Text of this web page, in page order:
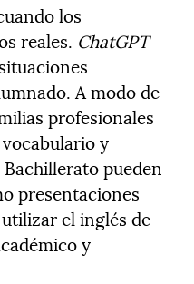
los
reales. ChatGPT
A modo de
profesionales
y
pueden
presentaciones
el inglés de
y